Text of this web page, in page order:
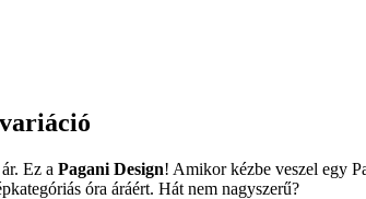
Ez a Pagani Design! Amikor kézbe veszel egy
óra áráért. Hát nem nagyszerű?